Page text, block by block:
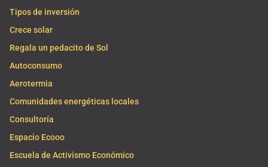
Tipos de inversión
Crece solar
Regala un pedacito de Sol
Autoconsumo
Aerotermia
Comunidades energéticas locales
Consultoría
Espacio Ecooo
Escuela de Activismo Económico